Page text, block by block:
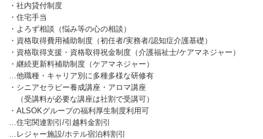
・社内貸付制度
・住宅手当
・よろず相談（悩み等の心の相談）
・資格取得費用補助制度（初任者/実務者/認知症介護基礎）
・資格取得支援・資格取得祝金制度（介護福祉士/ケアマネジャー）
・継続更新料補助制度（ケアマネジャー）
…他職種・キャリア別に多種多様な研修有
・シニアセラピー養成講座・アロマ講座
（受講料が必要な講座は社割で受講可）
・ALSOKグループの福利厚生制度利用可
…住宅関連割引/引越料金割引
…レジャー施設/ホテル宿泊料割引